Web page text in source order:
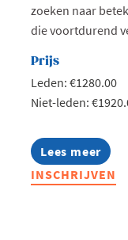
zoeken naar
die voortdurend
Prijs
Leden: €1280.00
Niet-leden:
Lees meer
about
Lerend
Netwerk
INSCHRIJVEN